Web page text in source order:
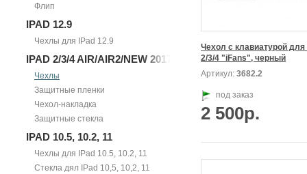
Флип
IPAD 12.9
Чехлы для IPad 12.9
IPAD 2/3/4 AIR/AIR2/NEW 2017
Чехлы
Защитные пленки
Чехол-накладка
Защитные стекла
IPAD 10.5, 10.2, 11
Чехлы для IPad 10.5, 10.2, 11
Стекла дял IPad 10,5, 10,2, 11
Чехол с клавиатурой для
2/3/4 "iFans", черный
Артикул: 3682.2
под заказ
2 500р.